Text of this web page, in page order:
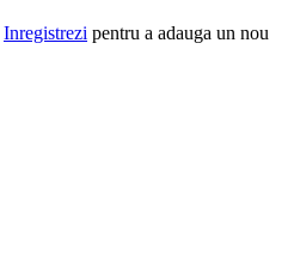
Inregistrezi pentru a adauga un nou